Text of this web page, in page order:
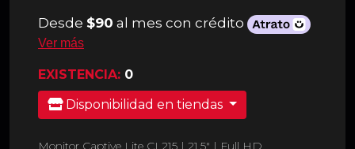
Desde $90 al mes con crédito
Ver más
EXISTENCIA: 0
Disponibilidad en tiendas
Monitor Captive Lite CL215 | 21.5" | Full HD